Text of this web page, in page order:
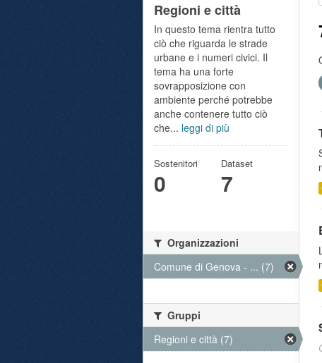
Regioni e città
In questo tema rientra tutto
ciò che riguarda le strade
urbane e i numeri civici. Il
tema ha una forte
sovrapposizione con
ambiente perché potrebbe
anche contenere tutto ciò
che... leggi di più
Sostenitori
0
Dataset
7
Organizzazioni
Comune di Genova - ... (7)
Gruppi
Regioni e città (7)